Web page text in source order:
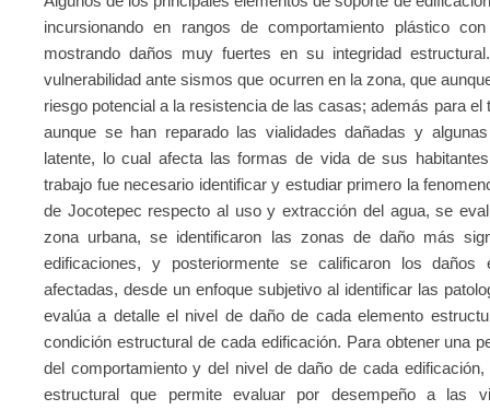
incursionando en rangos de comportamiento plástico
mostrando daños muy fuertes en su integridad
vulnerabilidad ante sismos que ocurren en la zona, que
riesgo potencial a la resistencia de las casas; además para el
aunque se han reparado las vialidades dañadas y
latente, lo cual afecta las formas de vida de sus
trabajo fue necesario identificar y estudiar primero la
de Jocotepec respecto al uso y extracción del agua, se
zona urbana, se identificaron las zonas de daño más
edificaciones, y posteriormente se calificaron los daños
afectadas, desde un enfoque subjetivo al identificar las
evalúa a detalle el nivel de daño de cada elemento
condición estructural de cada edificación. Para obtener una
del comportamiento y del nivel de daño de cada
estructural que permite evaluar por desempeño a las